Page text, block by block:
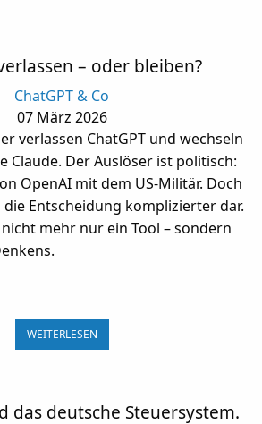
– oder bleiben?
ChatGPT & Co
07 März 2026
verlassen ChatGPT und wechseln
Claude. Der Auslöser ist politisch:
OpenAI mit dem US-Militär. Doch
Entscheidung komplizierter dar.
mehr nur ein Tool – sondern
WEITERLESEN
das deutsche Steuersystem.